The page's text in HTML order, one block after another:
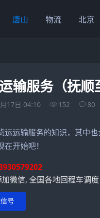
唐山 物流 北京
输服务（抚顺
17日 04:10 152 80
运运输服务的知识，其中
开始吧！
微信, 全国各地回程车调度
号